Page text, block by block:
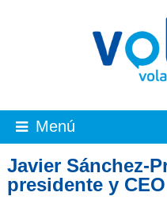
Menú
Javier Sánchez-
presidente y